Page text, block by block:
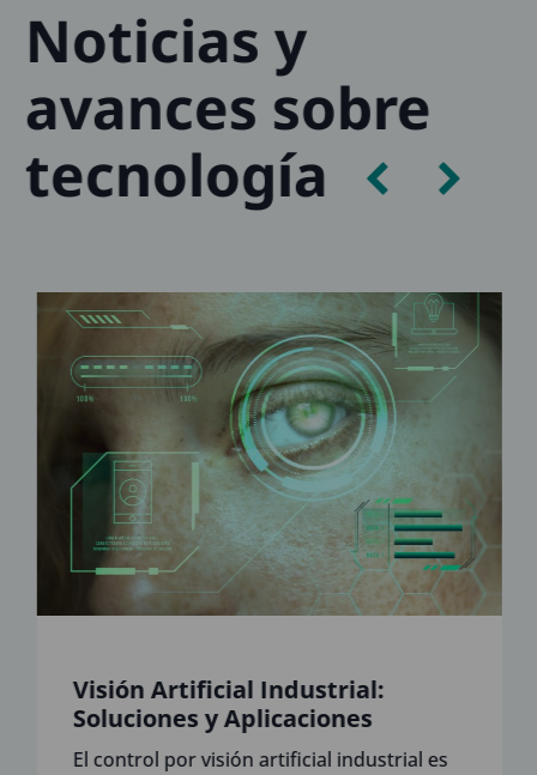
Noticias y
avances sobre
tecnología
Visión Artificial Industrial:
Soluciones y Aplicaciones
El control por visión artificial industrial es